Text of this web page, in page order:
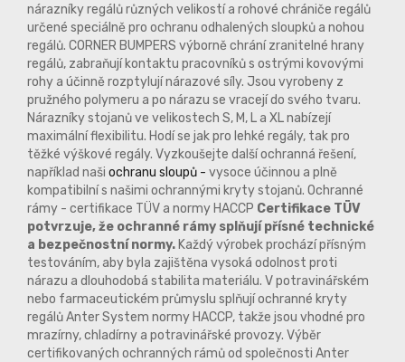
nárazníky regálů různých velikostí a rohové chrániče regálů
určené speciálně pro ochranu odhalených sloupků a nohou
regálů. CORNER BUMPERS výborně chrání zranitelné hrany
regálů, zabraňují kontaktu pracovníků s ostrými kovovými
rohy a účinně rozptylují nárazové síly. Jsou vyrobeny z
pružného polymeru a po nárazu se vracejí do svého tvaru.
Nárazníky stojanů ve velikostech S, M, L a XL nabízejí
maximální flexibilitu. Hodí se jak pro lehké regály, tak pro
těžké výškové regály. Vyzkoušejte další ochranná řešení,
například naši ochranu sloupů - vysoce účinnou a plně
kompatibilní s našimi ochrannými kryty stojanů. Ochranné
rámy - certifikace TÜV a normy HACCP Certifikace TÜV
potvrzuje, že ochranné rámy splňují přísné technické
a bezpečnostní normy. Každý výrobek prochází přísným
testováním, aby byla zajištěna vysoká odolnost proti
nárazu a dlouhodobá stabilita materiálu. V potravinářském
nebo farmaceutickém průmyslu splňují ochranné kryty
regálů Anter System normy HACCP, takže jsou vhodné pro
mrazírny, chladírny a potravinářské provozy. Výběr
certifikovaných ochranných rámů od společnosti Anter